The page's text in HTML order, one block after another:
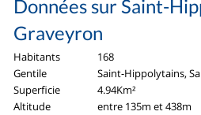
Données sur Saint-
Graveyron
Habitants
168
Gentile
Saint-Hippolytains,
Superficie
4.94Km²
Altitude
entre 135m et 438m